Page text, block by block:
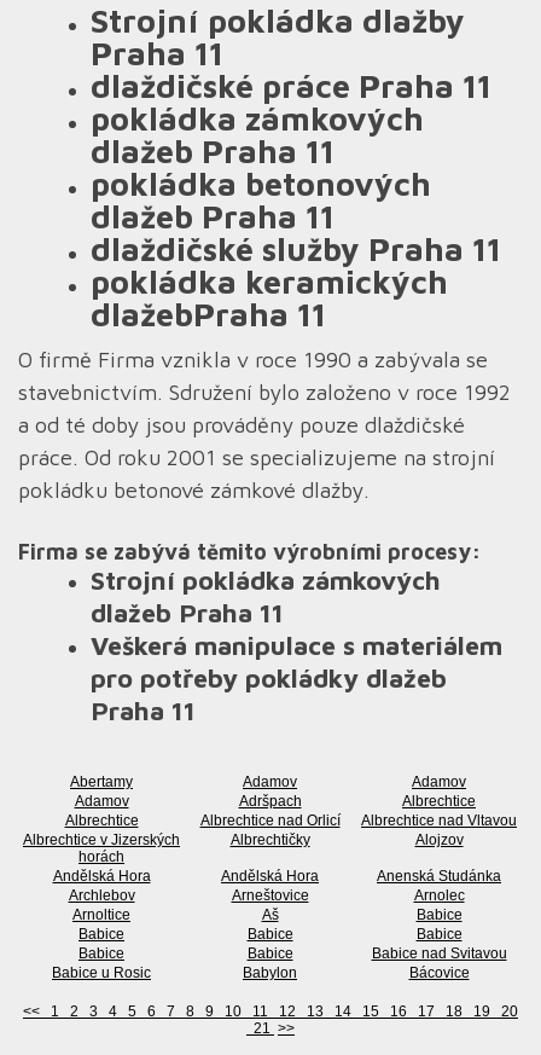
Strojní pokládka dlažby
Praha 11
dlaždičské práce Praha 11
pokládka zámkových
dlažeb Praha 11
pokládka betonových
dlažeb Praha 11
dlaždičské služby Praha 11
pokládka keramických
dlažebPraha 11
O firmě Firma vznikla v roce 1990 a zabývala se
stavebnictvím. Sdružení bylo založeno v roce 1992
a od té doby jsou prováděny pouze dlaždičské
práce. Od roku 2001 se specializujeme na strojní
pokládku betonové zámkové dlažby.
Firma se zabývá těmito výrobními procesy:
Strojní pokládka zámkových
dlažeb Praha 11
Veškerá manipulace s materiálem
pro potřeby pokládky dlažeb
Praha 11
Abertamy Adamov
Adamov
Adamov
Adršpach
Albrechtice
Albrechtice
Albrechtice nad Orlicí
Albrechtice nad Vltavou
Albrechtice v Jizerských
horách
Albrechtičky Alojzov
Andělská Hora Andělská Hora
Anenská Studánka
Archlebov
Arneštovice
Arnolec
Arnoltice
Aš
Babice
Babice
Babice
Babice
Babice
Babice
Babice nad Svitavou
Babice u Rosic
Babylon Bácovice
<< 1 2 3 4 5 6 7 8 9 10 11 12 13 14 15 16 17 18 19
20
21 >>